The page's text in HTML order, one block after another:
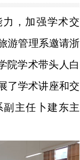
，加强学术交
游管理系邀请浙
院学术带头人白
了学术讲座和交
主任卜建东主